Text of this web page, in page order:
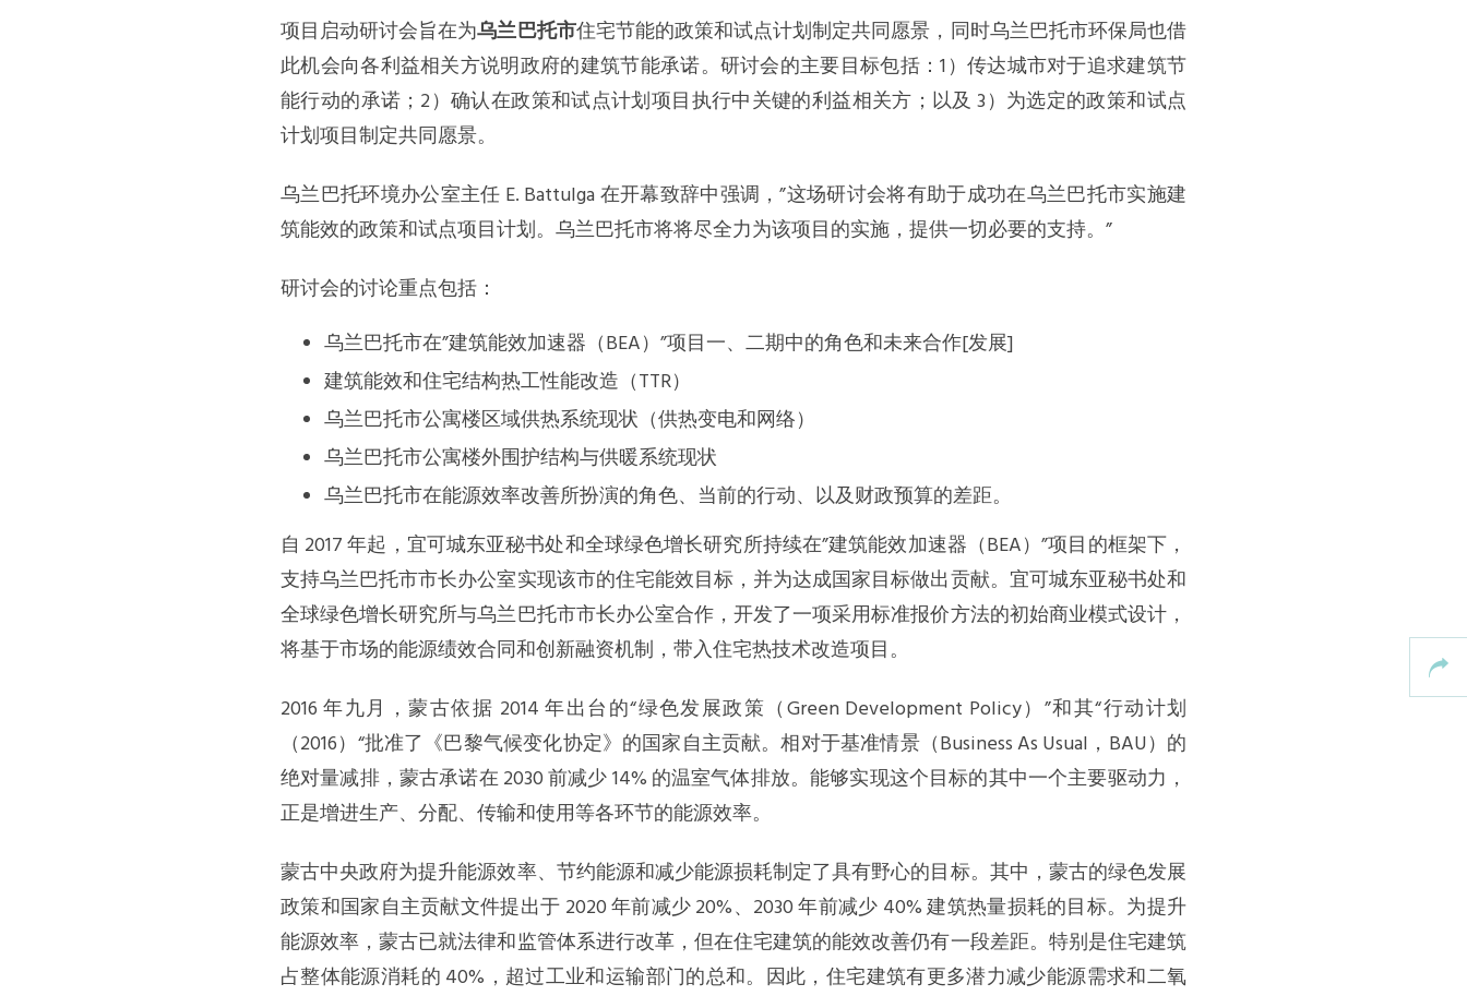
项目启动研讨会旨在为乌兰巴托市住宅节能的政策和试点计划制定共同愿景，同时乌兰巴托市环保局也借
此机会向各利益相关方说明政府的建筑节能承诺。研讨会的主要目标包括：1）传达城市对于追求建筑节
能行动的承诺；2）确认在政策和试点计划项目执行中关键的利益相关方；以及 3）为选定的政策和试点
计划项目制定共同愿景。
乌兰巴托环境办公室主任 E. Battulga 在开幕致辞中强调，”这场研讨会将有助于成功在乌兰巴托市实施建
筑能效的政策和试点项目计划。乌兰巴托市将将尽全力为该项目的实施，提供一切必要的支持。”
研讨会的讨论重点包括：
乌兰巴托市在”建筑能效加速器（BEA）”项目一、二期中的角色和未来合作[发展]
建筑能效和住宅结构热工性能改造（TTR）
乌兰巴托市公寓楼区域供热系统现状（供热变电和网络）
乌兰巴托市公寓楼外围护结构与供暖系统现状
乌兰巴托市在能源效率改善所扮演的角色、当前的行动、以及财政预算的差距。
自 2017 年起，宜可城东亚秘书处和全球绿色增长研究所持续在”建筑能效加速器（BEA）”项目的框架下，
支持乌兰巴托市市长办公室实现该市的住宅能效目标，并为达成国家目标做出贡献。宜可城东亚秘书处和
全球绿色增长研究所与乌兰巴托市市长办公室合作，开发了一项采用标准报价方法的初始商业模式设计，
将基于市场的能源绩效合同和创新融资机制，带入住宅热技术改造项目。
2016 年九月，蒙古依据 2014 年出台的“绿色发展政策（Green Development Policy）”和其“行动计划
（2016）“批准了《巴黎气候变化协定》的国家自主贡献。相对于基准情景（Business As Usual，BAU）的
绝对量减排，蒙古承诺在 2030 前减少 14% 的温室气体排放。能够实现这个目标的其中一个主要驱动力，
正是增进生产、分配、传输和使用等各环节的能源效率。
蒙古中央政府为提升能源效率、节约能源和减少能源损耗制定了具有野心的目标。其中，蒙古的绿色发展
政策和国家自主贡献文件提出于 2020 年前减少 20%、2030 年前减少 40% 建筑热量损耗的目标。为提升
能源效率，蒙古已就法律和监管体系进行改革，但在住宅建筑的能效改善仍有一段差距。特别是住宅建筑
占整体能源消耗的 40%，超过工业和运输部门的总和。因此，住宅建筑有更多潜力减少能源需求和二氧